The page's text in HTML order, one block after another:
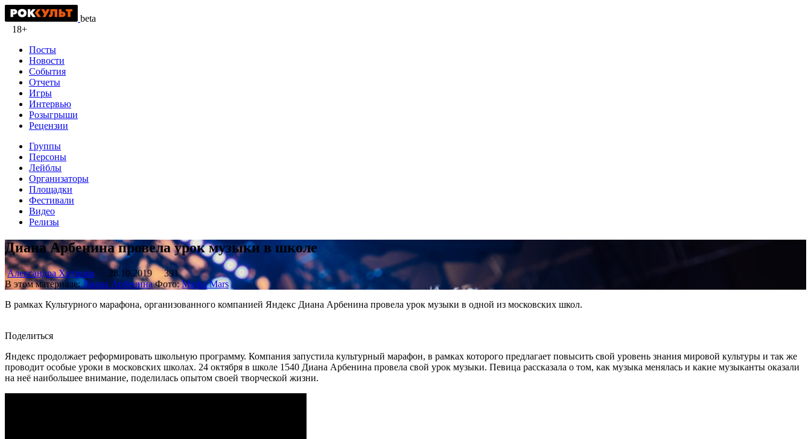
beta
18+
Посты
Новости
События
Отчеты
Игры
Интервью
Розыгрыши
Рецензии
Группы
Персоны
Лейблы
Организаторы
Площадки
Фестивали
Видео
Релизы
Диана Арбенина провела урок музыки в школе
Александра Хитрова 28.10.2019
391
В этом материале:Диана Арбенина Фото:Masha Mars
В рамках Культурного марафона, организованного компанией Яндекс Диана Арбенина провела урок музыки в одной из московских школ.
Поделиться
Яндекс продолжает реформировать школьную программу. Компания запустила культурный марафон, в рамках которого предлагает повысить свой уровень знания мировой культуры и так же
проводит особые уроки в московских школах. 24 октября в школе 1540 Диана Арбенина провела свой урок музыки. Певица рассказала о том, как музыка менялась и какие музыканты оказали
на неё наибольшее внимание, поделилась опытом своей творческой жизни.